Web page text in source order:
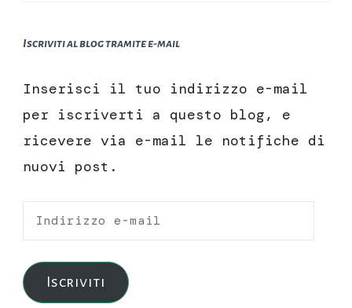
Iscriviti al blog tramite e-mail
Inserisci il tuo indirizzo e-mail
per iscriverti a questo blog, e
ricevere via e-mail le notifiche di
nuovi post.
Indirizzo
mail
Iscriviti